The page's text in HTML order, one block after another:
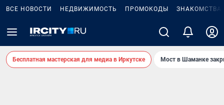
ВСЕ НОВОСТИ НЕДВИЖИМОСТЬ ПРОМОКОДЫ ЗНАКОМСТВА
Бесплатная мастерская для медиа в Иркутске Мост в Шаманке